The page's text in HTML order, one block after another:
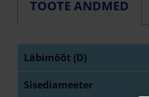
TOOTE ANDMED
Läbimõõt (D)
Sisediameeter